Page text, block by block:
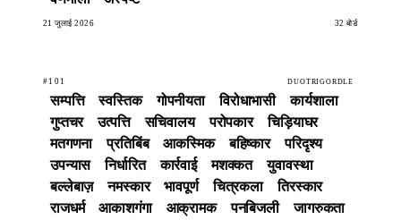
21 जुलाई 2026 32 बोर्ड
#101 DUOTRIGORDLE
सम्पत्ति स्वस्तिक गोपनीयता विरोधाभासी
कार्यशाला
गुप्तचर
उत्पत्ति सचिवालय परोपकार
चिड़ियाघर
मतगणना
प्रतिबिंब आकस्मिक बहिष्कार
परिदृश्य
उपन्यास
निर्धारित कार्रवाई मशक्कत
युवावस्था
बल्लेबाज़
नमस्कार भावपूर्ण चित्रकला
तिरस्कार
राजधर्म
आकाशगंगा आक्रामक पनबिजली जागरुकता